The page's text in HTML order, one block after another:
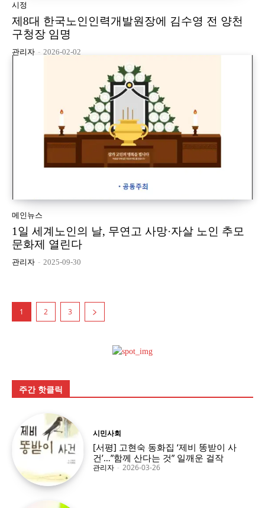
시정
제8대 한국노인인력개발원장에 김수영 전 양천
구청장 임명
관리자 - 2026-02-02
메인뉴스
1일 세계노인의 날, 무연고 사망·자살 노인 추모
문화제 열린다
관리자 - 2025-09-30
1 2 3
주간 핫클릭
시민사회
[서평] 고현숙 동화집 ‘제비 똥받이 사
건’…”함께 산다는 것” 일깨운 걸작
관리자 - 2026-03-26